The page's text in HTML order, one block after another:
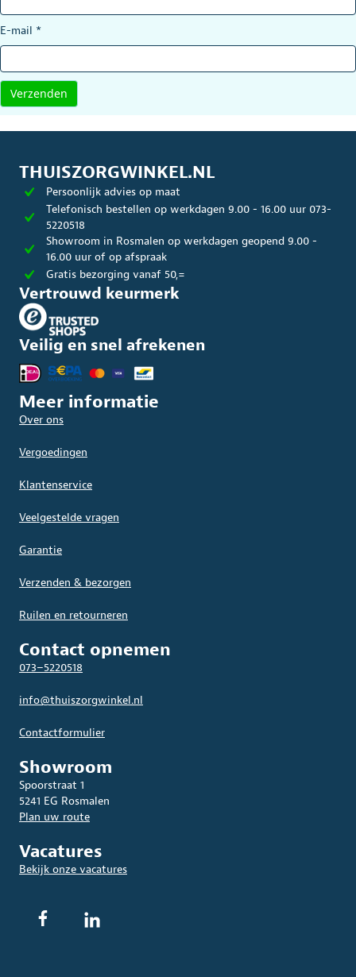
E-mail *
THUISZORGWINKEL.NL
Persoonlijk advies op maat
Telefonisch bestellen op werkdagen 9.00 - 16.00 uur 073-
5220518
Showroom in Rosmalen op werkdagen geopend 9.00 -
16.00 uur of op afspraak
Gratis bezorging vanaf 50,=
Vertrouwd keurmerk
Veilig en snel afrekenen
Meer informatie
Over ons
Vergoedingen
Klantenservice
Veelgestelde vragen
Garantie
Verzenden & bezorgen
Ruilen en retourneren
Contact opnemen
073–5220518
info@thuiszorgwinkel.nl
Contactformulier
Showroom
Spoorstraat 1
5241 EG Rosmalen
Plan uw route
Vacatures
Bekijk onze vacatures